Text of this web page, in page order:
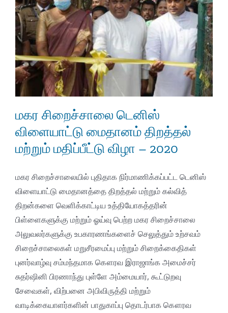
மகர சிறைச்சாலை டெனிஸ்
விளையாட்டு மைதானம் திறத்தல்
மற்றும் மதிப்பீட்டு விழா – 2020
மகர சிறைச்சாலையில் புதிதாக நிர்மாணிக்கப்பட்ட டெனிஸ்
விளையாட்டு மைதானத்தை திறத்தல் மற்றும் கல்வித்
திறன்களை வெளிக்காட்டிய உத்தியோகத்தரின்
பிள்ளைகளுக்கு மற்றும் ஓய்வு பெற்ற மகர சிறைச்சாலை
அலுவலர்களுக்கு உபகாரணங்களைச் செலுத்தும் உற்சவம்
சிறைச்சாலைகள் மறுசீரமைப்பு மற்றும் சிறைக்கைதிகள்
புனர்வாழ்வு சம்மந்தமாக கௌரவ இராஜாங்க அமைச்சர்
சுதர்ஷினி பிரணாந்து புள்ளே அம்மையார், கூட்டுறவு
சேவைகள், விற்பனை அபிவிருத்தி மற்றும்
வாடிக்கையாளர்களின் பாதுகாப்பு தொடர்பாக கௌரவ